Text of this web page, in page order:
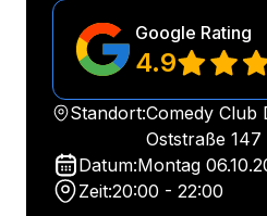
Google Rating
4.9
Standort:Comedy Club
Oststraße
Datum:Montag
Zeit:20:00 - 22:00